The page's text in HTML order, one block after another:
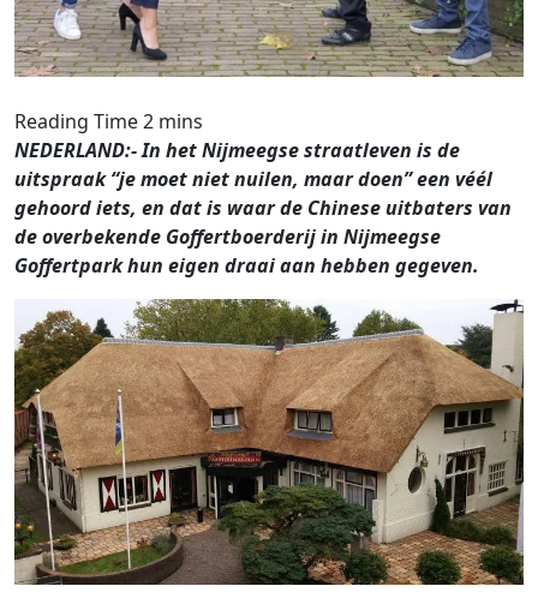
NEDERLAND:- In het Nijmeegse straatleven is de
uitspraak “je moet niet nuilen, maar doen” een véél
gehoord iets, en dat is waar de Chinese uitbaters van
de overbekende Goffertboerderij in Nijmeegse
Goffertpark hun eigen draai aan hebben gegeven.